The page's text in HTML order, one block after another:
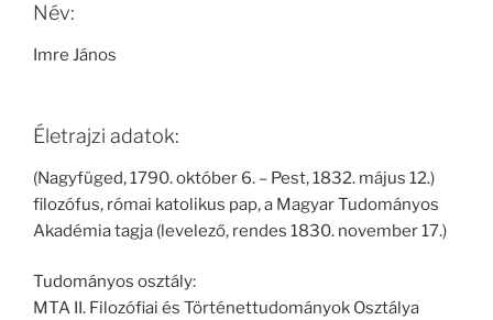
Név:
Imre János
Életrajzi adatok:
(Nagyfüged, 1790. október 6. – Pest, 1832. május 12.)
filozófus, római katolikus pap, a Magyar Tudományos
Akadémia tagja (levelező, rendes 1830. november 17.)
Tudományos osztály:
MTA II. Filozófiai és Történettudományok Osztálya